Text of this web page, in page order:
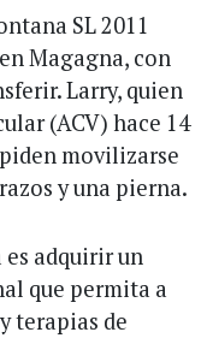
SL 2011
Magagna, con
Larry, quien
(ACV) hace 14
movilizarse
y una pierna.
adquirir un
que permita a
terapias de